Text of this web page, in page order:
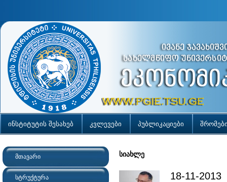
ინსტიტუტის შესახებ კვლევები პუბლიკაციები
მთავარი
სტრუქტურა
სიახლე
18-11-2013